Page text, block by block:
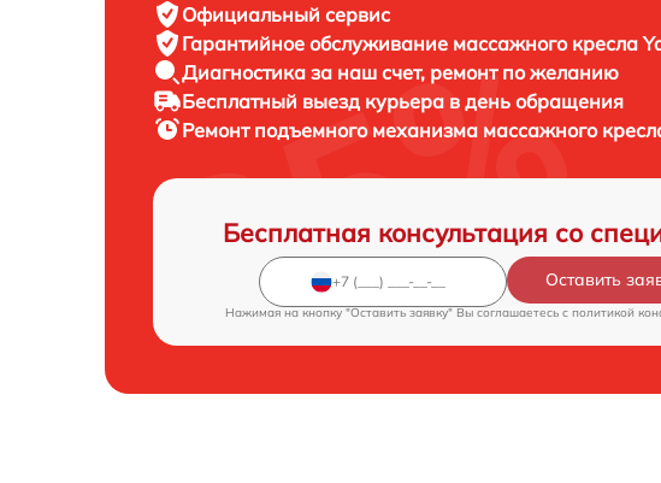
Официальный сервис
Гарантийное обслуживание массажного кресла
Диагностика за наш счет, ремонт по желанию
Бесплатный выезд курьера в день обращения
Ремонт подъемного механизма массажного
Бесплатная консультация со
Оставить
Нажимая на кнопку "Оставить заявку" Вы соглашаетесь c политикой